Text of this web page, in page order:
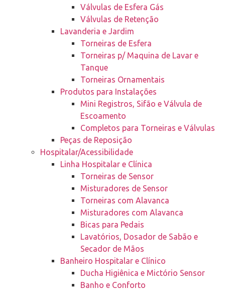
Válvulas de Esfera Gás
Válvulas de Retenção
Lavanderia e Jardim
Torneiras de Esfera
Torneiras p/ Maquina de Lavar e
Tanque
Torneiras Ornamentais
Produtos para Instalações
Mini Registros, Sifão e Válvula de
Escoamento
Completos para Torneiras e Válvulas
Peças de Reposição
Hospitalar/Acessibilidade
Linha Hospitalar e Clínica
Torneiras de Sensor
Misturadores de Sensor
Torneiras com Alavanca
Misturadores com Alavanca
Bicas para Pedais
Lavatórios, Dosador de Sabão e
Secador de Mãos
Banheiro Hospitalar e Clínico
Ducha Higiênica e Mictório Sensor
Banho e Conforto